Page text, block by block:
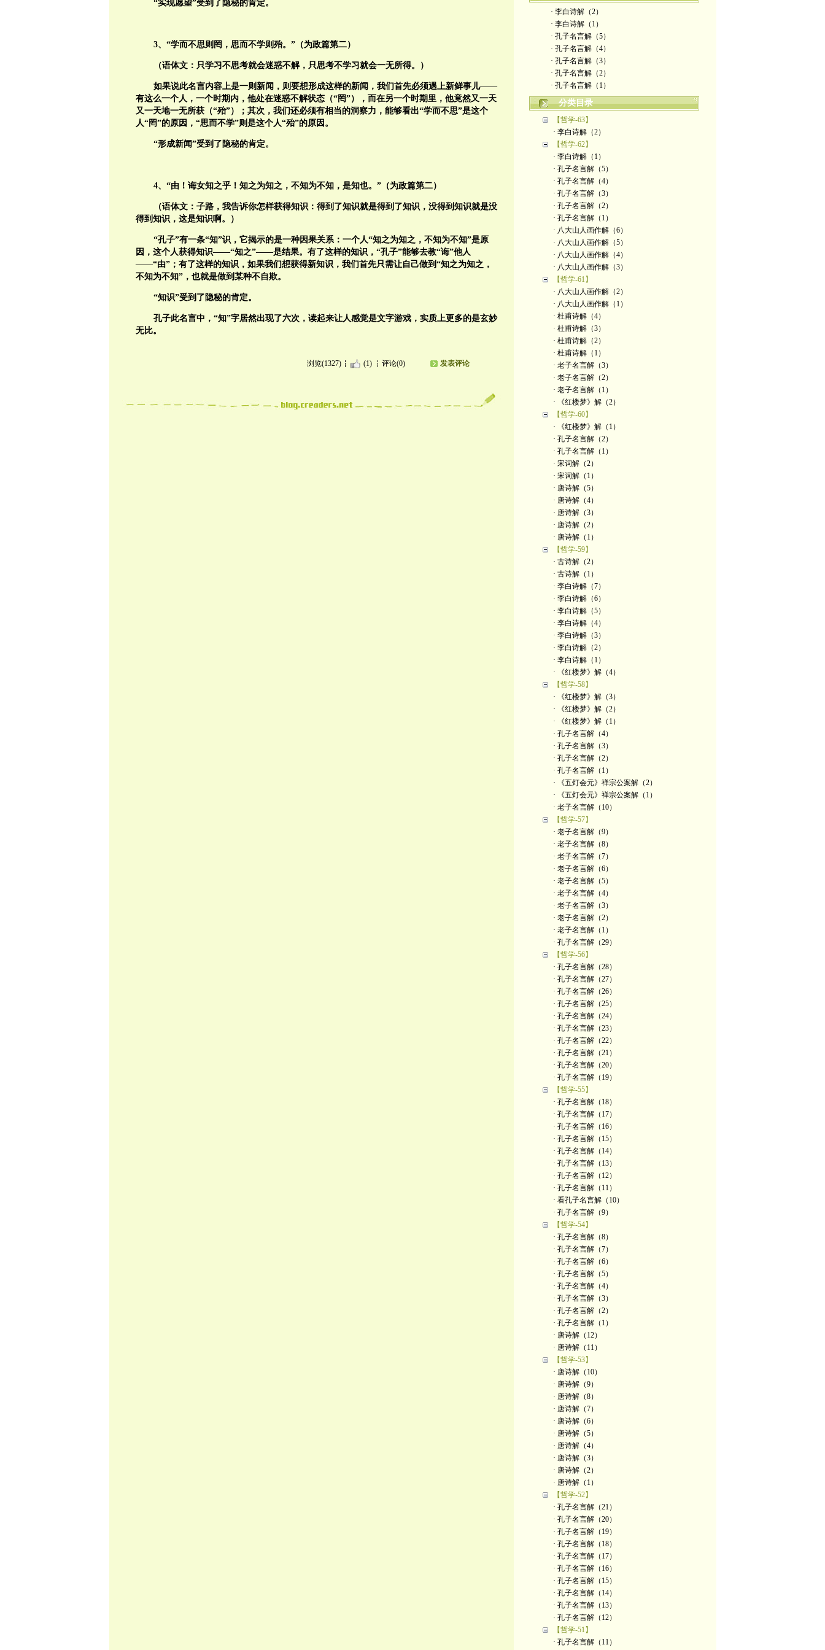
“实现愿望”受到了隐秘的肯定。
3、“学而不思则罔，思而不学则殆。”（为政篇第二）
（语体文：只学习不思考就会迷惑不解，只思考不学习就会一无所得。）
如果说此名言内容上是一则新闻，则要想形成这样的新闻，我们首先必须遇上新鲜事儿——
有这么一个人，一个时期内，他处在迷惑不解状态（“罔”），而在另一个时期里，他竟然又一天
又一天地一无所获（“殆”）；其次，我们还必须有相当的洞察力，能够看出“学而不思”是这个
人“罔”的原因，“思而不学”则是这个人“殆”的原因。
“形成新闻”受到了隐秘的肯定。
4、“由！诲女知之乎！知之为知之，不知为不知，是知也。”（为政篇第二）
（语体文：子路，我告诉你怎样获得知识：得到了知识就是得到了知识，没得到知识就是没
得到知识，这是知识啊。）
“孔子”有一条“知”识，它揭示的是一种因果关系：一个人“知之为知之，不知为不知”是原
因，这个人获得知识——“知之”——是结果。有了这样的知识，“孔子”能够去教“诲”他人
——“由”；有了这样的知识，如果我们想获得新知识，我们首先只需让自己做到“知之为知之，
不知为不知”，也就是做到某种不自欺。
“知识”受到了隐秘的肯定。
孔子此名言中，“知”字居然出现了六次，读起来让人感觉是文字游戏，实质上更多的是玄妙
无比。
浏览(1327) (1) 评论(0) 发表评论
· 李白诗解（2）
· 李白诗解（1）
· 孔子名言解（5）
· 孔子名言解（4）
· 孔子名言解（3）
· 孔子名言解（2）
· 孔子名言解（1）
分类目录
【哲学-63】
· 李白诗解（2）
【哲学-62】
· 李白诗解（1）
· 孔子名言解（5）
· 孔子名言解（4）
· 孔子名言解（3）
· 孔子名言解（2）
· 孔子名言解（1）
· 八大山人画作解（6）
· 八大山人画作解（5）
· 八大山人画作解（4）
· 八大山人画作解（3）
【哲学-61】
· 八大山人画作解（2）
· 八大山人画作解（1）
· 杜甫诗解（4）
· 杜甫诗解（3）
· 杜甫诗解（2）
· 杜甫诗解（1）
· 老子名言解（3）
· 老子名言解（2）
· 老子名言解（1）
· 《红楼梦》解（2）
【哲学-60】
· 《红楼梦》解（1）
· 孔子名言解（2）
· 孔子名言解（1）
· 宋词解（2）
· 宋词解（1）
· 唐诗解（5）
· 唐诗解（4）
· 唐诗解（3）
· 唐诗解（2）
· 唐诗解（1）
【哲学-59】
· 古诗解（2）
· 古诗解（1）
· 李白诗解（7）
· 李白诗解（6）
· 李白诗解（5）
· 李白诗解（4）
· 李白诗解（3）
· 李白诗解（2）
· 李白诗解（1）
· 《红楼梦》解（4）
【哲学-58】
· 《红楼梦》解（3）
· 《红楼梦》解（2）
· 《红楼梦》解（1）
· 孔子名言解（4）
· 孔子名言解（3）
· 孔子名言解（2）
· 孔子名言解（1）
· 《五灯会元》禅宗公案解（2）
· 《五灯会元》禅宗公案解（1）
· 老子名言解（10）
【哲学-57】
· 老子名言解（9）
· 老子名言解（8）
· 老子名言解（7）
· 老子名言解（6）
· 老子名言解（5）
· 老子名言解（4）
· 老子名言解（3）
· 老子名言解（2）
· 老子名言解（1）
· 孔子名言解（29）
【哲学-56】
· 孔子名言解（28）
· 孔子名言解（27）
· 孔子名言解（26）
· 孔子名言解（25）
· 孔子名言解（24）
· 孔子名言解（23）
· 孔子名言解（22）
· 孔子名言解（21）
· 孔子名言解（20）
· 孔子名言解（19）
【哲学-55】
· 孔子名言解（18）
· 孔子名言解（17）
· 孔子名言解（16）
· 孔子名言解（15）
· 孔子名言解（14）
· 孔子名言解（13）
· 孔子名言解（12）
· 孔子名言解（11）
· 看孔子名言解（10）
· 孔子名言解（9）
【哲学-54】
· 孔子名言解（8）
· 孔子名言解（7）
· 孔子名言解（6）
· 孔子名言解（5）
· 孔子名言解（4）
· 孔子名言解（3）
· 孔子名言解（2）
· 孔子名言解（1）
· 唐诗解（12）
· 唐诗解（11）
【哲学-53】
· 唐诗解（10）
· 唐诗解（9）
· 唐诗解（8）
· 唐诗解（7）
· 唐诗解（6）
· 唐诗解（5）
· 唐诗解（4）
· 唐诗解（3）
· 唐诗解（2）
· 唐诗解（1）
【哲学-52】
· 孔子名言解（21）
· 孔子名言解（20）
· 孔子名言解（19）
· 孔子名言解（18）
· 孔子名言解（17）
· 孔子名言解（16）
· 孔子名言解（15）
· 孔子名言解（14）
· 孔子名言解（13）
· 孔子名言解（12）
【哲学-51】
· 孔子名言解（11）